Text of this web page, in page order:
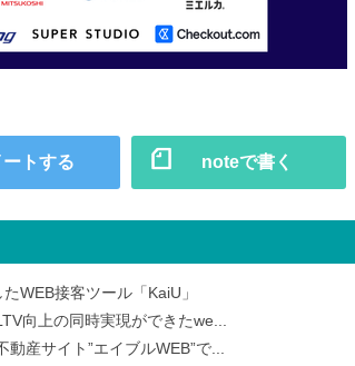
ートする noteで書く
WEB接客ツール「KaiU」
向上の同時実現ができたwe...
産サイト”エイブルWEB”で...